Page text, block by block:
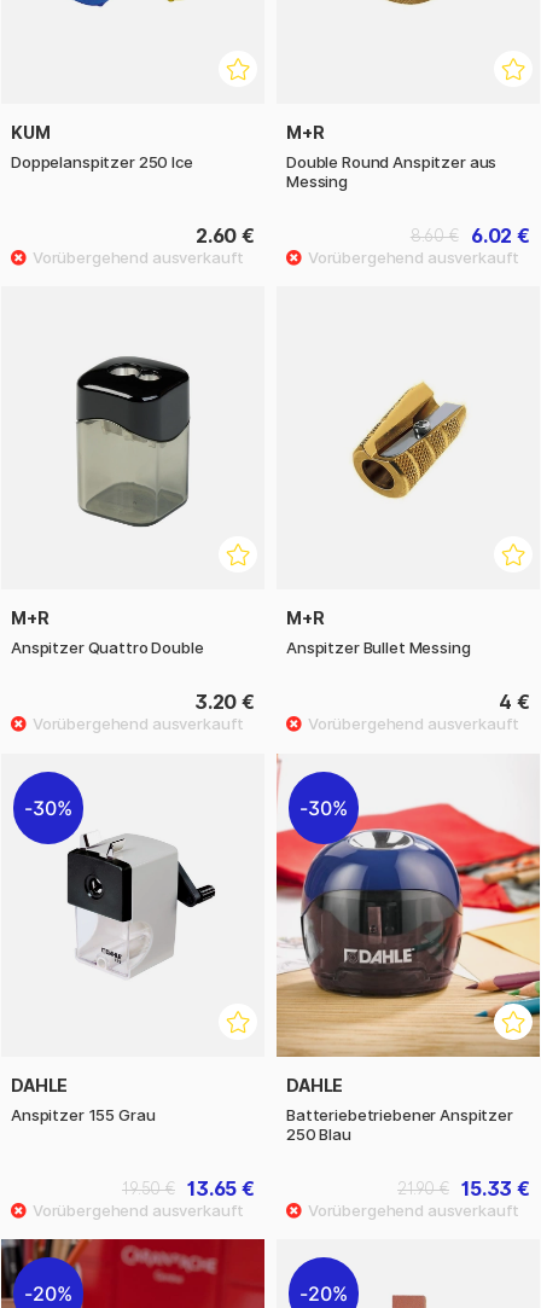
KUM
Doppelanspitzer 250 Ice
2.60 €
M+R
Double Round Anspitzer aus
Messing
6.02 €
8.60 €
M+R
Anspitzer Quattro Double
3.20 €
M+R
Anspitzer Bullet Messing
4 €
30%
DAHLE
Anspitzer 155 Grau
13.65 €
19.50 €
30%
DAHLE
Batteriebetriebener Anspitzer
250 Blau
15.33 €
21.90 €
20% 20%